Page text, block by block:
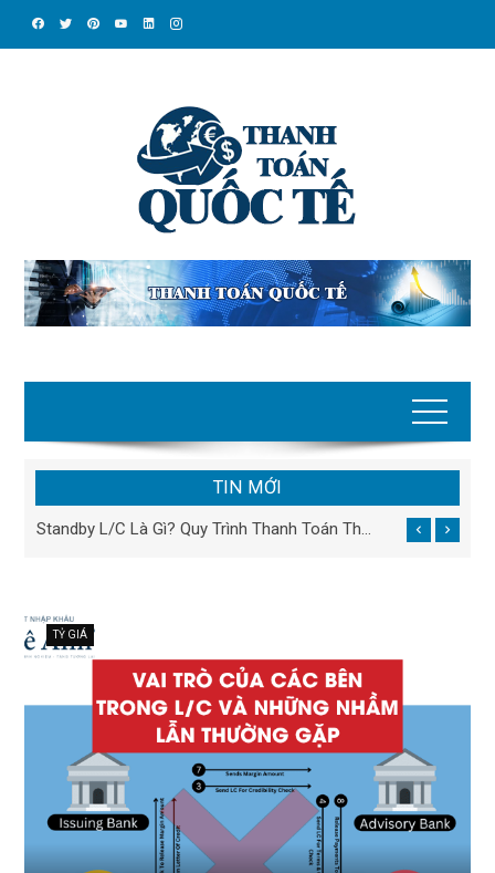
TIN MỚI
Standby L/C Là Gì? Quy Trình Thanh Toán Thư Tín Dụng Dự Phòng
TỶ GIÁ